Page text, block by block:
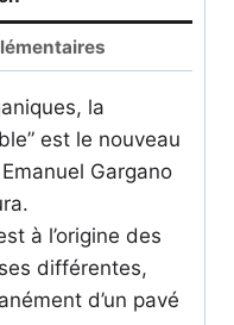
la
est le nouveau
Gargano
à l’origine des
différentes,
d’un pavé